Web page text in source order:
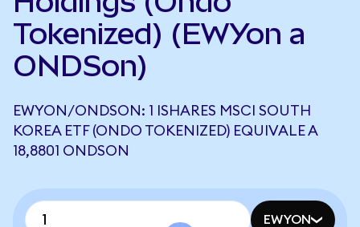
Tokenized) (EWYon a
ONDSon)
EWYON/ONDSON: 1 ISHARES MSCI SOUTH
KOREA ETF (ONDO TOKENIZED) EQUIVALE A
18,8801 ONDSON
EWYON